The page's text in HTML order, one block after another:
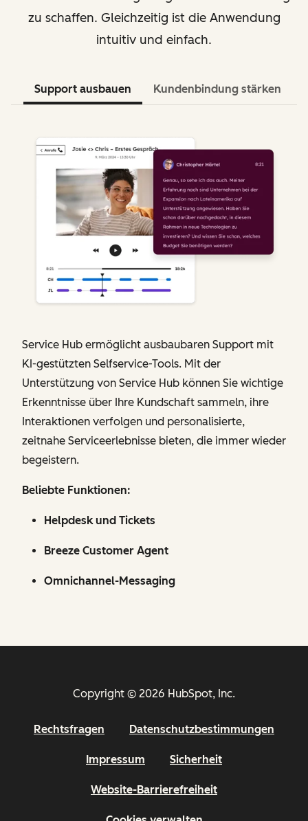
zu schaffen. Gleichzeitig ist die Anwendung
intuitiv und einfach.
Support ausbauen Kundenbindung stärken
Service Hub ermöglicht ausbaubaren Support mit
KI-gestützten Selfservice-Tools. Mit der
Unterstützung von Service Hub können Sie wichtige
Erkenntnisse über Ihre Kundschaft sammeln, ihre
Interaktionen verfolgen und personalisierte,
zeitnahe Serviceerlebnisse bieten, die immer wieder
begeistern.
Beliebte Funktionen:
Helpdesk und Tickets
Breeze Customer Agent
Omnichannel-Messaging
Copyright © 2026 HubSpot, Inc.
Rechtsfragen Datenschutzbestimmungen
Impressum Sicherheit
Website-Barrierefreiheit